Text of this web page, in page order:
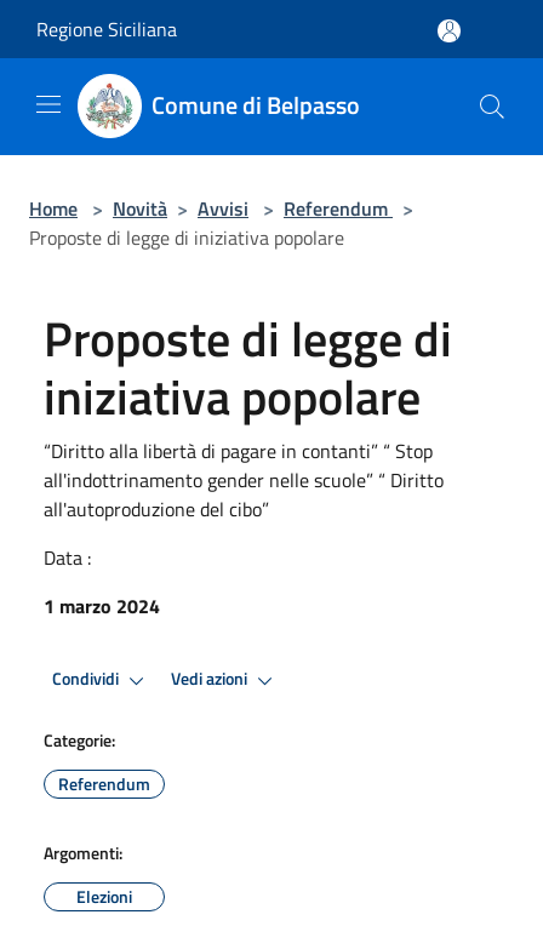
Regione Siciliana
Comune di Belpasso
Home > Novità > Avvisi > Referendum >
Proposte di legge di iniziativa popolare
Proposte di legge di
iniziativa popolare
“Diritto alla libertà di pagare in contanti” “ Stop
all'indottrinamento gender nelle scuole” “ Diritto
all'autoproduzione del cibo”
Data :
1 marzo 2024
Condividi Vedi azioni
Categorie:
Referendum
Argomenti:
Elezioni